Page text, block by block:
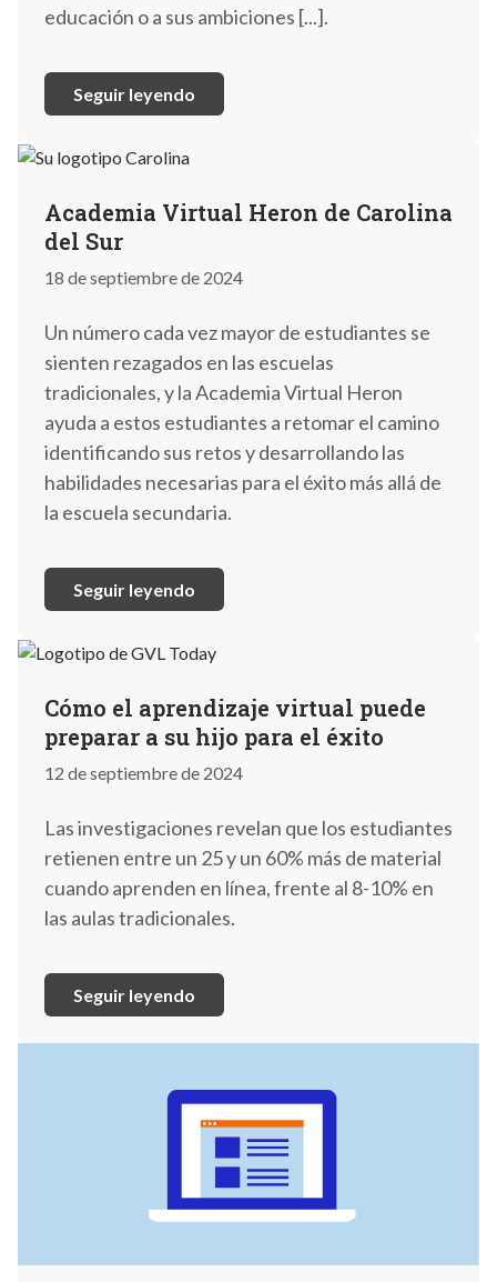
educación o a sus ambiciones [...].
Seguir leyendo
Academia Virtual Heron de Carolina
del Sur
18 de septiembre de 2024
Un número cada vez mayor de estudiantes se
sienten rezagados en las escuelas
tradicionales, y la Academia Virtual Heron
ayuda a estos estudiantes a retomar el camino
identificando sus retos y desarrollando las
habilidades necesarias para el éxito más allá de
la escuela secundaria.
Seguir leyendo
Cómo el aprendizaje virtual puede
preparar a su hijo para el éxito
12 de septiembre de 2024
Las investigaciones revelan que los estudiantes
retienen entre un 25 y un 60% más de material
cuando aprenden en línea, frente al 8-10% en
las aulas tradicionales.
Seguir leyendo